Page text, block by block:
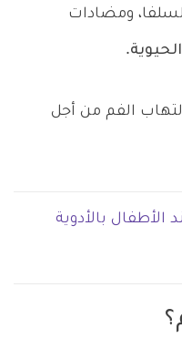
ومضادات
.
الفم من أجل
الأطفال بالأدوية